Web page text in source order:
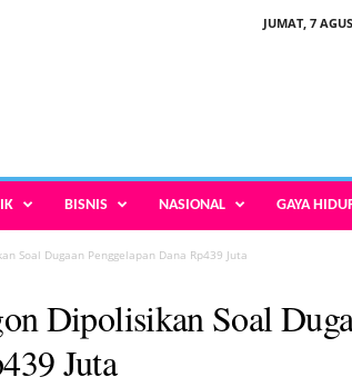
JUMAT, 7
BISNIS NASIONAL GAYA
Soal Dugaan Penggelapan Dana Rp439 Juta
Dipolisikan Soal
Juta